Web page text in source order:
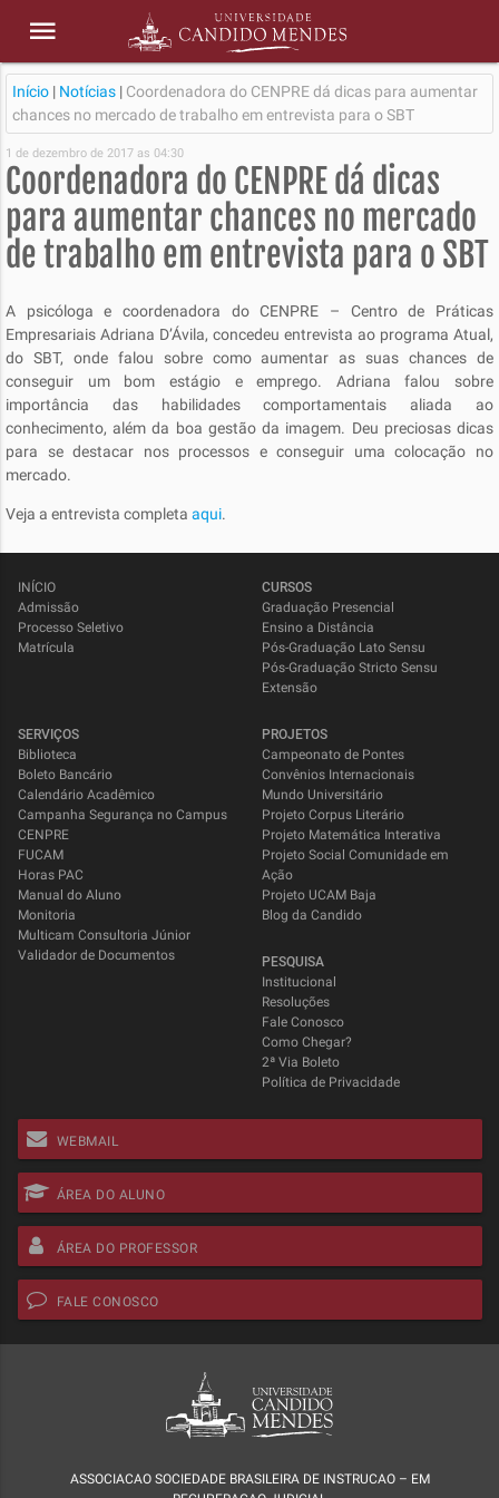
Início | Notícias | Coordenadora do CENPRE dá dicas para aumentar
chances no mercado de trabalho em entrevista para o SBT
1 de dezembro de 2017 as 04:30
Coordenadora do CENPRE dá dicas
para aumentar chances no mercado
de trabalho em entrevista para o SBT
A psicóloga e coordenadora do CENPRE – Centro de Práticas
Empresariais Adriana D’Ávila, concedeu entrevista ao programa Atual,
do SBT, onde falou sobre como aumentar as suas chances de
conseguir um bom estágio e emprego. Adriana falou sobre
importância das habilidades comportamentais aliada ao
conhecimento, além da boa gestão da imagem. Deu preciosas dicas
para se destacar nos processos e conseguir uma colocação no
mercado.
Veja a entrevista completa aqui.
INÍCIO
Admissão
Processo Seletivo
Matrícula
CURSOS
Graduação Presencial
Ensino a Distância
Pós-Graduação Lato Sensu
Pós-Graduação Stricto Sensu
Extensão
SERVIÇOS
Biblioteca
Boleto Bancário
Calendário Acadêmico
Campanha Segurança no Campus
CENPRE
FUCAM
Horas PAC
Manual do Aluno
Monitoria
Multicam Consultoria Júnior
Validador de Documentos
PROJETOS
Campeonato de Pontes
Convênios Internacionais
Mundo Universitário
Projeto Corpus Literário
Projeto Matemática Interativa
Projeto Social Comunidade em
Ação
Projeto UCAM Baja
Blog da Candido
PESQUISA
Institucional
Resoluções
Fale Conosco
Como Chegar?
2ª Via Boleto
Política de Privacidade
WEBMAIL
ÁREA DO ALUNO
ÁREA DO PROFESSOR
FALE CONOSCO
ASSOCIACAO SOCIEDADE BRASILEIRA DE INSTRUCAO – EM